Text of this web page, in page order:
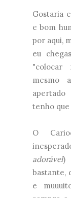
Gostaria
e bom
por aqui,
eu
"colocar
mesmo
tenho
O
adorável)
bastante,
e